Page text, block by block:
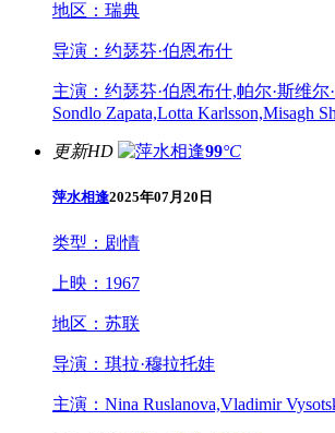
地区： 瑞典
导演： 约瑟芬·伯恩布什
主演： 约瑟芬·伯恩布什,帕尔·斯维尔
Sondlo Zapata,Lotta Karlsson,Misagh
更新HD 99°C
萍水相逢2025年07月20日
类型： 剧情
上映： 1967
地区： 苏联
导演： 琪拉·穆拉托娃
主演： Nina Ruslanova,Vladimir